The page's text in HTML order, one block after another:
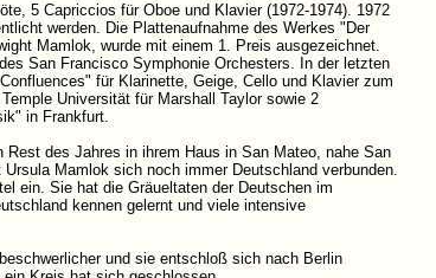
5 Capriccios für Oboe und Klavier (1972-1974). 1972
werden. Die Plattenaufnahme des Werkes "Der
Mamlok, wurde mit einem 1. Preis ausgezeichnet.
San Francisco Symphonie Orchesters. In der letzten
für Klarinette, Geige, Cello und Klavier zum
Universität für Marshall Taylor sowie 2
in Frankfurt.
des Jahres in ihrem Haus in San Mateo, nahe San
Mamlok sich noch immer Deutschland verbunden.
ein. Sie hat die Gräueltaten der Deutschen im
kennen gelernt und viele intensive
und sie entschloß sich nach Berlin